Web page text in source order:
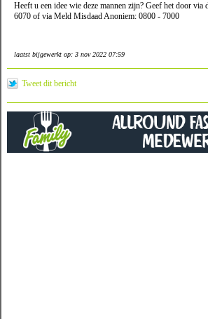
Heeft u een idee wie deze mannen zijn? Geef het door
6070 of via Meld Misdaad Anoniem: 0800 - 7000
laatst bijgewerkt op: 3 nov 2022 07:59
Tweet dit bericht